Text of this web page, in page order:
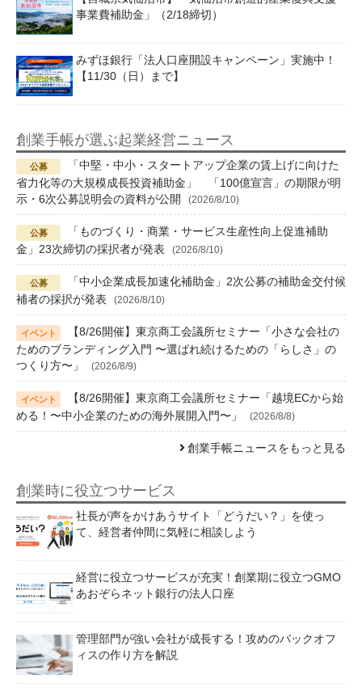
事業費補助金」（2/18締切）
みずほ銀行「法人口座開設キャンペーン」実施中！
【11/30（日）まで】
創業手帳が選ぶ起業経営ニュース
「中堅・中小・スタートアップ企業の賃上げに向けた
省力化等の大規模成長投資補助金」 「100億宣言」の期限が明
示・6次公募説明会の資料が公開
(2026/8/10)
「ものづくり・商業・サービス生産性向上促進補助
金」23次締切の採択者が発表
(2026/8/10)
「中小企業成長加速化補助金」2次公募の補助金交付候
補者の採択が発表
(2026/8/10)
【8/26開催】東京商工会議所セミナー「小さな会社の
ためのブランディング入門 〜選ばれ続けるための「らしさ」の
つくり方〜」
(2026/8/9)
【8/26開催】東京商工会議所セミナー「越境ECから始
める！〜中小企業のための海外展開入門〜」
(2026/8/8)
創業手帳ニュースをもっと見る
創業時に役立つサービス
社長が声をかけあうサイト「どうだい？」を使っ
て、経営者仲間に気軽に相談しよう
経営に役立つサービスが充実！創業期に役立つGMO
あおぞらネット銀行の法人口座
管理部門が強い会社が成長する！攻めのバックオフ
ィスの作り方を解説